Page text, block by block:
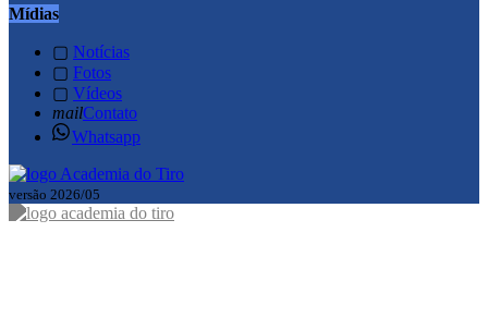
Mídias
▢ Notícias
▢ Fotos
▢ Vídeos
mailContato
Whatsapp
versão 2026/05